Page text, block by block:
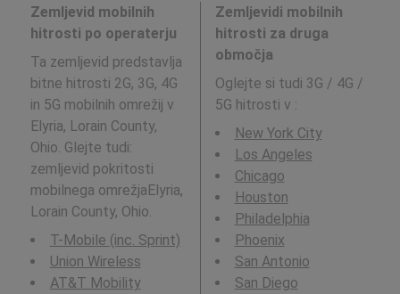
Zemljevid mobilnih
hitrosti po operaterju
Ta zemljevid predstavlja
bitne hitrosti 2G, 3G, 4G
in 5G mobilnih omrežij v
Elyria, Lorain County,
Ohio. Glejte tudi:
zemljevid pokritosti
mobilnega omrežjaElyria,
Lorain County, Ohio.
T-Mobile (inc. Sprint)
Union Wireless
AT&T Mobility
Zemljevidi mobilnih
hitrosti za druga
območja
Oglejte si tudi 3G / 4G /
5G hitrosti v :
New York City
Los Angeles
Chicago
Houston
Philadelphia
Phoenix
San Antonio
San Diego